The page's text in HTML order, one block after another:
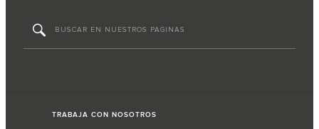
TRABAJA CON NOSOTROS